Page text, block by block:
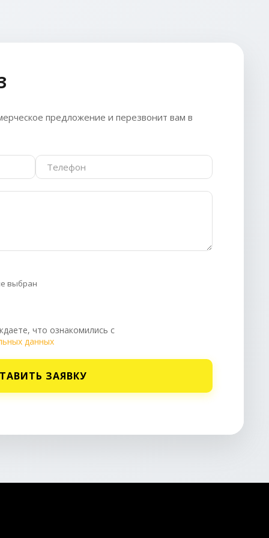
предложение и перезвонит вам в
выбран
что ознакомились с
данных
ЗАЯВКУ